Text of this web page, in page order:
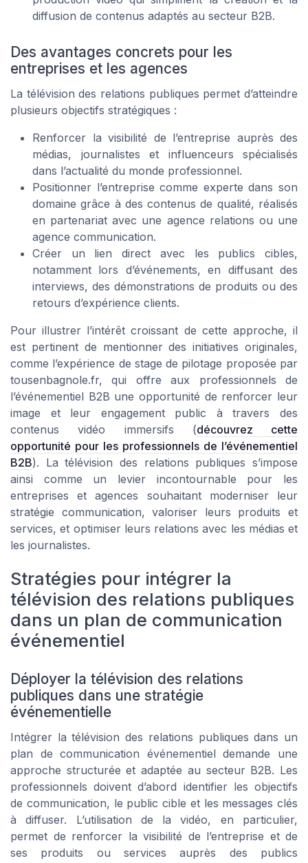
diffusion de contenus adaptés au secteur B2B.
Des avantages concrets pour les
entreprises et les agences
La télévision des relations publiques permet d’atteindre
plusieurs objectifs stratégiques :
Renforcer la visibilité de l’entreprise auprès des
médias, journalistes et influenceurs spécialisés
dans l’actualité du monde professionnel.
Positionner l’entreprise comme experte dans son
domaine grâce à des contenus de qualité, réalisés
en partenariat avec une agence relations ou une
agence communication.
Créer un lien direct avec les publics cibles,
notamment lors d’événements, en diffusant des
interviews, des démonstrations de produits ou des
retours d’expérience clients.
Pour illustrer l’intérêt croissant de cette approche, il
est pertinent de mentionner des initiatives originales,
comme l’expérience de stage de pilotage proposée par
tousenbagnole.fr, qui offre aux professionnels de
l’événementiel B2B une opportunité de renforcer leur
image et leur engagement public à travers des
contenus vidéo immersifs (découvrez cette
opportunité pour les professionnels de l’événementiel
B2B). La télévision des relations publiques s’impose
ainsi comme un levier incontournable pour les
entreprises et agences souhaitant moderniser leur
stratégie communication, valoriser leurs produits et
services, et optimiser leurs relations avec les médias et
les journalistes.
Stratégies pour intégrer la
télévision des relations publiques
dans un plan de communication
événementiel
Déployer la télévision des relations
publiques dans une stratégie
événementielle
Intégrer la télévision des relations publiques dans un
plan de communication événementiel demande une
approche structurée et adaptée au secteur B2B. Les
professionnels doivent d’abord identifier les objectifs
de communication, le public cible et les messages clés
à diffuser. L’utilisation de la vidéo, en particulier,
permet de renforcer la visibilité de l’entreprise et de
ses produits ou services auprès des publics